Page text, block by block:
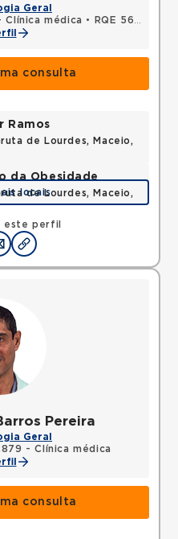
Geral
Clínica médica •
RQE 5609 - Reumatologia
consulta
este perfil
Ramos
de Lourdes, Maceio,
da Obesidade
de Lourdes, Maceio,
locais
Pereira
Geral
- Clínica médica
consulta